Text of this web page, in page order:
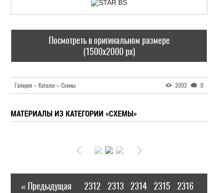
Посмотреть в оригинальном размере
(1500x2000 px)
Галерея » Каталог» Схемы 2093 0
МАТЕРИАЛЫ ИЗ КАТЕГОРИИ «СХЕМЫ»
« Предыдущая 2312 2313 2314 2315 2316